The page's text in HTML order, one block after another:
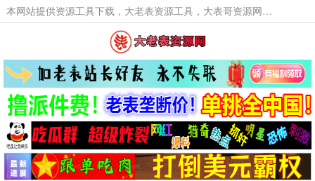
本网站提供资源工具下载，大老表资源工具，大表哥资源网软件工具，大老表资源下载，活动线报福利资源分享,活动线报，大型网游经典游戏，网络热门技术游戏辅助交流与分享。